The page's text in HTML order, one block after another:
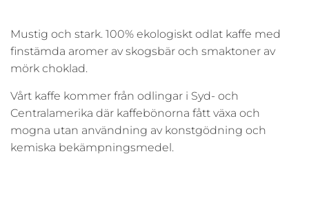
Mustig och stark. 100% ekologiskt odlat kaffe med
finstämda aromer av skogsbär och smaktoner av
mörk choklad.
Vårt kaffe kommer från odlingar i Syd- och
Centralamerika där kaffebönorna fått växa och
mogna utan användning av konstgödning och
kemiska bekämpningsmedel.